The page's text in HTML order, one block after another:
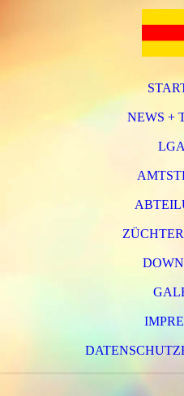
NEWS +